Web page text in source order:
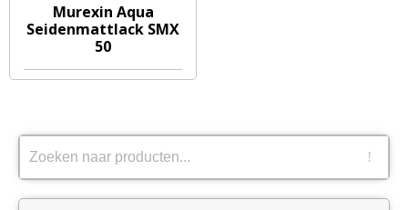
Murexin Aqua
Seidenmattlack SMX
50